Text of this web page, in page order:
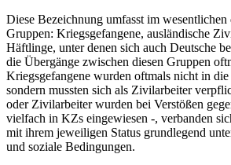
Diese Bezeichnung umfasst im wesentlichen
Gruppen: Kriegsgefangene, ausländische
Häftlinge, unter denen sich auch Deutsche
die Übergänge zwischen diesen Gruppen
Kriegsgefangene wurden oftmals nicht in die
sondern mussten sich als Zivilarbeiter
oder Zivilarbeiter wurden bei Verstößen
vielfach in KZs eingewiesen -, verbanden
mit ihrem jeweiligen Status grundlegend
und soziale Bedingungen.